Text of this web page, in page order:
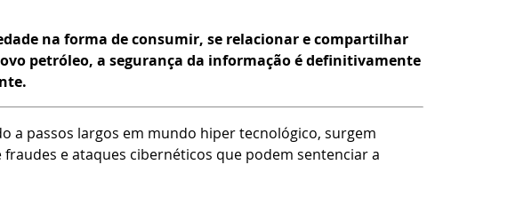
na forma de consumir, se relacionar e compartilhar
petróleo, a segurança da informação é definitivamente
a passos largos em mundo hiper tecnológico, surgem
e ataques cibernéticos que podem sentenciar a